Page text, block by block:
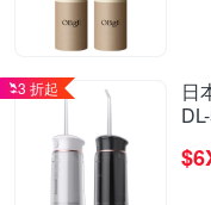
3 折起
日